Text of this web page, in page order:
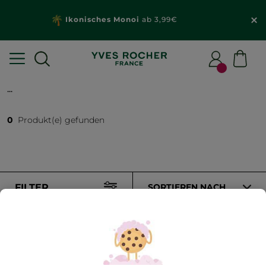
Ikonisches Monoi ab 3,99€
...
0 Produkt(e) gefunden
FILTER SORTIEREN NACH